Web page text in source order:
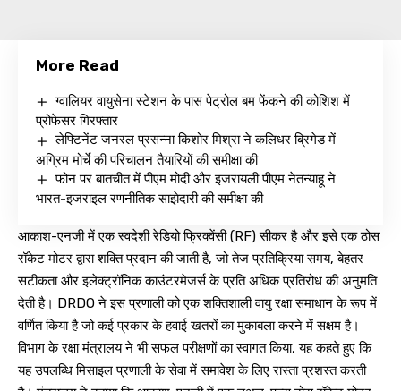
More Read
ग्वालियर वायुसेना स्टेशन के पास पेट्रोल बम फेंकने की कोशिश में
प्रोफेसर गिरफ्तार
लेफ्टिनेंट जनरल प्रसन्ना किशोर मिश्रा ने कलिधर ब्रिगेड में
अग्रिम मोर्चे की परिचालन तैयारियों की समीक्षा की
फोन पर बातचीत में पीएम मोदी और इजरायली पीएम नेतन्याहू ने
भारत-इजराइल रणनीतिक साझेदारी की समीक्षा की
आकाश-एनजी में एक स्वदेशी रेडियो फ्रिक्वेंसी (RF) सीकर है और इसे एक ठोस
रॉकेट मोटर द्वारा शक्ति प्रदान की जाती है, जो तेज प्रतिक्रिया समय, बेहतर
सटीकता और इलेक्ट्रॉनिक काउंटरमेजर्स के प्रति अधिक प्रतिरोध की अनुमति
देती है। DRDO ने इस प्रणाली को एक शक्तिशाली वायु रक्षा समाधान के रूप में
वर्णित किया है जो कई प्रकार के हवाई खतरों का मुकाबला करने में सक्षम है।
विभाग के रक्षा मंत्रालय ने भी सफल परीक्षणों का स्वागत किया, यह कहते हुए कि
यह उपलब्धि मिसाइल प्रणाली के सेवा में समावेश के लिए रास्ता प्रशस्त करती